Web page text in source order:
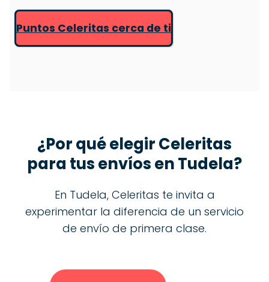
Puntos Celeritas cerca de ti
¿Por qué elegir Celeritas
para tus envíos enTudela?
En Tudela, Celeritas te invita a
experimentar la diferencia de un servicio
de envío de primera clase.